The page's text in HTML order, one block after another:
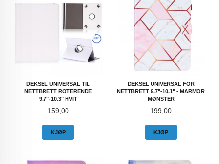
DEKSEL UNIVERSAL TIL
NETTBRETT ROTERENDE
9.7"-10.3" HVIT
Pris
159,00
KJØP
DEKSEL UNIVERSAL FOR
NETTBRETT 9.7"-10.1" - MARMOR
MØNSTER
Pris
199,00
KJØP